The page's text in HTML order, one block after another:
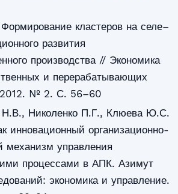
кластеров на селе–
развития
производства // Экономика
и перерабатывающих
2012. № 2. С. 56–60
Н.В., Николенко П.Г., Клюева Ю.С.
инновационный организационно-
механизм управления
процессами в АПК. Азимут
экономика и управление.